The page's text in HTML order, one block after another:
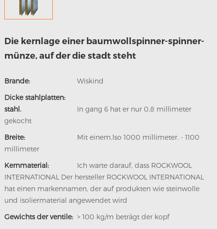
Die kernlage einer baumwollspinner-spinner-
münze, auf der die stadt steht
Brande:
Wiskind
Dicke stahlplatten:
stahl.
In gang 6 hat er nur 0,8 millimeter
gekocht
Breite:
Mit einem.lso 1000 millimeter. - 1100
millimeter
Kernmaterial:
Ich warte darauf, dass ROCKWOOL
INTERNATIONAL Der hersteller ROCKWOOL INTERNATIONAL
hat einen markennamen, der auf produkten wie steinwolle
und isoliermaterial angewendet wird
Gewichts der ventile: > 100 kg/m beträgt der kopf